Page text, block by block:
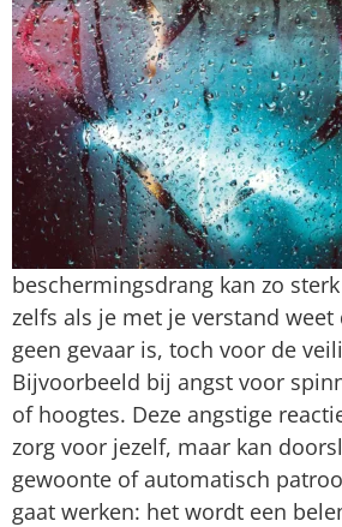
beschermingsdrang kan zo
zelfs als je met je verstand
geen gevaar is, toch voor de
Bijvoorbeeld bij angst voor
of hoogtes. Deze angstige
zorg voor jezelf, maar kan
gewoonte of automatisch
gaat werken: het wordt een